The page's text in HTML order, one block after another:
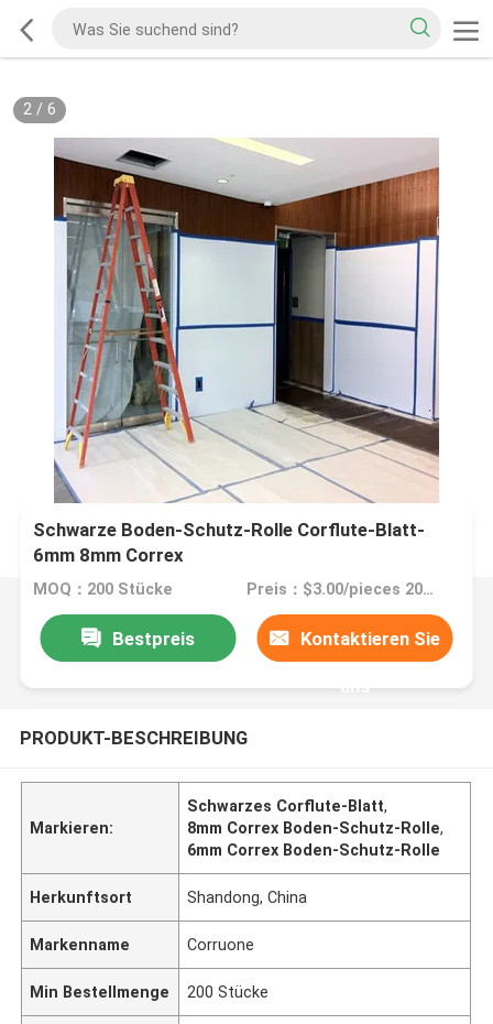
2/ 6
Schwarze Boden-Schutz-Rolle Corflute-Blatt-
6mm 8mm Correx
MOQ：200 Stücke Preis：$3.00/pieces 200-1999 pieces
Bestpreis Kontaktieren Sie
uns
PRODUKT-BESCHREIBUNG
Markieren:
Schwarzes Corflute-Blatt,
8mm Correx Boden-Schutz-Rolle,
6mm Correx Boden-Schutz-Rolle
Herkunftsort Shandong, China
Markenname Corruone
Min Bestellmenge 200 Stücke